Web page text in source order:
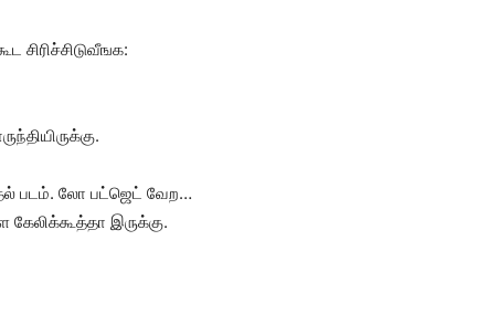
சிரிச்சிடுவீஙக:
படம். லோ பட்ஜெட் வேற…
இருக்கு.